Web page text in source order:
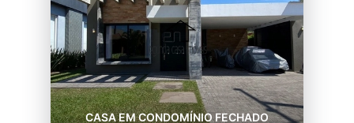
CASA EM CONDOMÍNIO FECHADO